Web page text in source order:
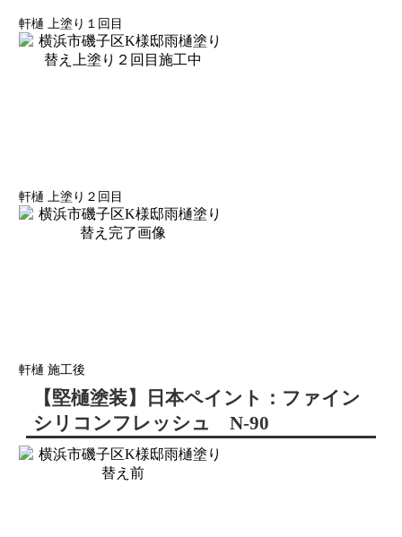
軒樋 上塗り１回目
軒樋 上塗り２回目
軒樋 施工後
【堅樋塗装】日本ペイント：ファイン
シリコンフレッシュ N-90